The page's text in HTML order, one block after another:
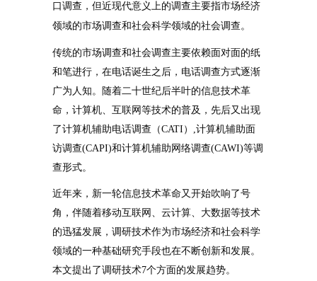
口调查，但近现代意义上的调查主要指市场经济
领域的市场调查和社会科学领域的社会调查。
传统的市场调查和社会调查主要依赖面对面的纸
和笔进行，在电话诞生之后，电话调查方式逐渐
广为人知。随着二十世纪后半叶的信息技术革
命，计算机、互联网等技术的普及，先后又出现
了计算机辅助电话调查（CATI）,计算机辅助面
访调查(CAPI)和计算机辅助网络调查(CAWI)等调
查形式。
近年来，新一轮信息技术革命又开始吹响了号
角，伴随着移动互联网、云计算、大数据等技术
的迅猛发展，调研技术作为市场经济和社会科学
领域的一种基础研究手段也在不断创新和发展。
本文提出了调研技术7个方面的发展趋势。